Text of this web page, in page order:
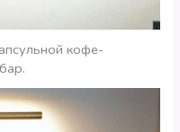
кофе-